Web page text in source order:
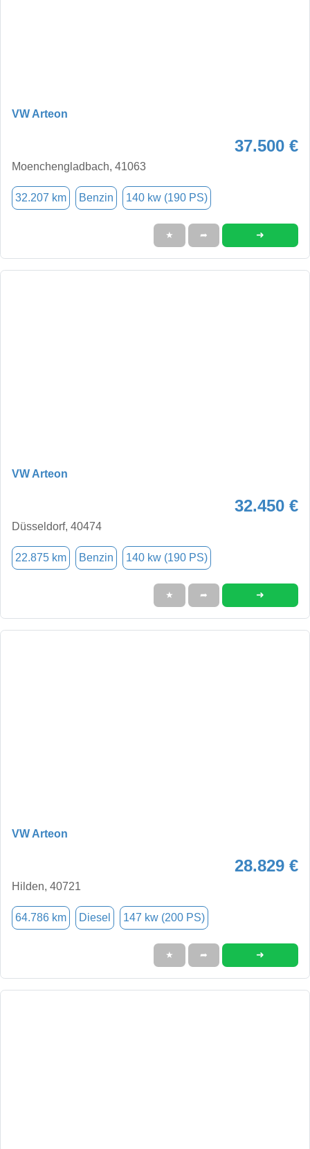
VW Arteon
37.500 €
Moenchengladbach, 41063
32.207 km Benzin 140 kw (190 PS)
★ ➦ ➜
VW Arteon
32.450 €
Düsseldorf, 40474
22.875 km Benzin 140 kw (190 PS)
★ ➦ ➜
VW Arteon
28.829 €
Hilden, 40721
64.786 km Diesel 147 kw (200 PS)
★ ➦ ➜